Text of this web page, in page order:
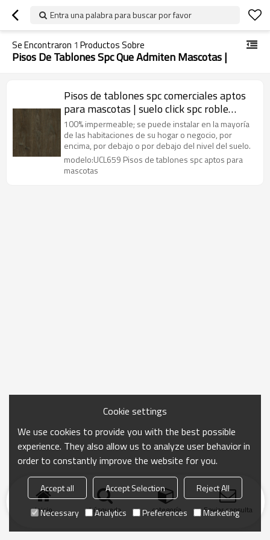
Entra una palabra para buscar por favor
Se Encontraron 1 Productos Sobre
Pisos De Tablones Spc Que Admiten Mascotas |
Pisos de tablones spc comerciales aptos
para mascotas | suelo click spc roble
marrón| piso spc de nuevo diseño para
uso de dormitorio
100% impermeable; se puede instalar en la mayoría
de las habitaciones de su hogar o negocio, por
encima, por debajo o por debajo del nivel del suelo.
modelo:UCL659 Pisos de tablones spc aptos para
mascotas
Inicio búsqueda categoría Enviar consulta
Cookie settings
We use cookies to provide you with the best possible
experience. They also allow us to analyze user behavior in
order to constantly improve the website for you.
Accept all Accept Selection
Reject All
Necessary
Analytics Preferences Marketing